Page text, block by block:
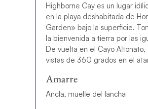
Highborne Cay es un lugar
en la playa deshabitada de
Garden» bajo la superficie.
la bienvenida a tierra por las
De vuelta en el Cayo
vistas de 360 grados en el
Amarre
Ancla, muelle del lancha